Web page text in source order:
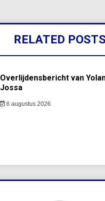
RELATED POSTS
Overlijdensbericht van
Jossa
6 augustus 2026